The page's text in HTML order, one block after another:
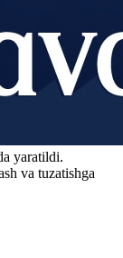
yaratildi.
va tuzatishga